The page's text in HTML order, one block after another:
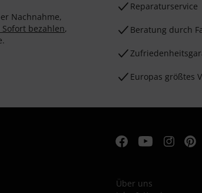
Nachnahme,
Sofort bezahlen,
Reparaturservice
Beratung durch
Europas größtes
Über uns